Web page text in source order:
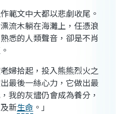
文中大都以悲劇收尾。
流木躺在海灘上，任憑浪
悉的人類聲音，卻是不肖
拾起，投入熊熊烈火之
最後一絲心力，它做出最
的灰燼仍會成為養分，
新生命 。」